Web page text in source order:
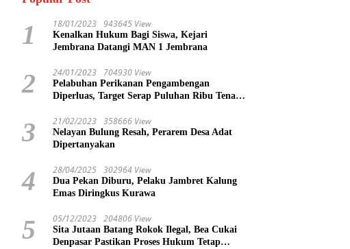
1 18/01/2023 943645 View
Kenalkan Hukum Bagi Siswa, Kejari
Jembrana Datangi MAN 1 Jembrana
2 24/01/2023 704930 View
Pelabuhan Perikanan Pengambengan
Diperluas, Target Serap Puluhan Ribu Tenaga
3 21/02/2023 358666 View
Nelayan Bulung Resah, Perarem Desa Adat
Dipertanyakan
4 28/04/2025 302964 View
Dua Pekan Diburu, Pelaku Jambret Kalung
Emas Diringkus Kurawa
5 05/12/2023 204806 View
Sita Jutaan Batang Rokok Ilegal, Bea Cukai
Denpasar Pastikan Proses Hukum Tetap